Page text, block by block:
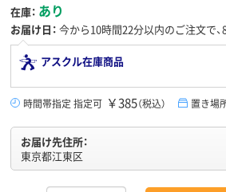
在庫： あり
お届け日： 今から10時間22分以内のご注文で、
アスクル在庫商品
時間帯指定 指定可 ￥385（税込） 置き場
お届け先住所：
東京都江東区